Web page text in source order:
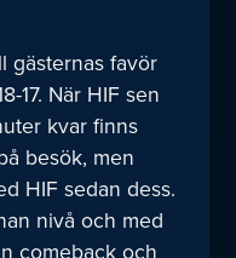
gästernas favör
17. När HIF sen
kvar finns
besök, men
HIF sedan dess.
nivå och med